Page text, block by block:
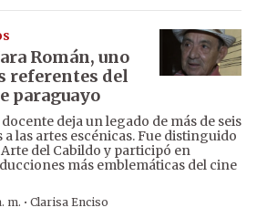
Román, uno
referentes del
paraguayo
deja un legado de más de seis
a las artes escénicas. Fue distinguido
del Cabildo y participó en
más emblemáticas del cine
m. · Clarisa Enciso